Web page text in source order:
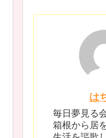
は
毎日夢見る
箱根から居